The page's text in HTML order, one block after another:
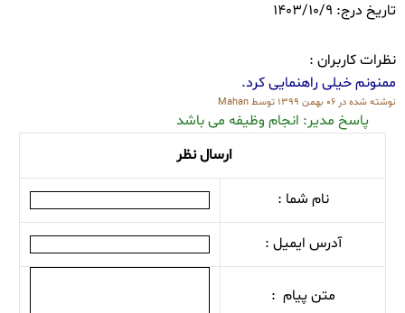
تاریخ درج: 1403/10/9
نظرات کاربران :
ممنونم خیلی راهنمایی کرد.
نوشته شده در ۰۶ بهمن ۱۳۹۹ توسط
پاسخ مدیر: انجام وظیفه می باشد
ارسال نظر
نام شما :
آدرس ایمیل :
متن پیام :